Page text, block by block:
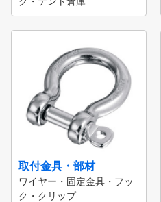
取付金具・部材
ワイヤー・固定金具・フッ
ク・クリップ